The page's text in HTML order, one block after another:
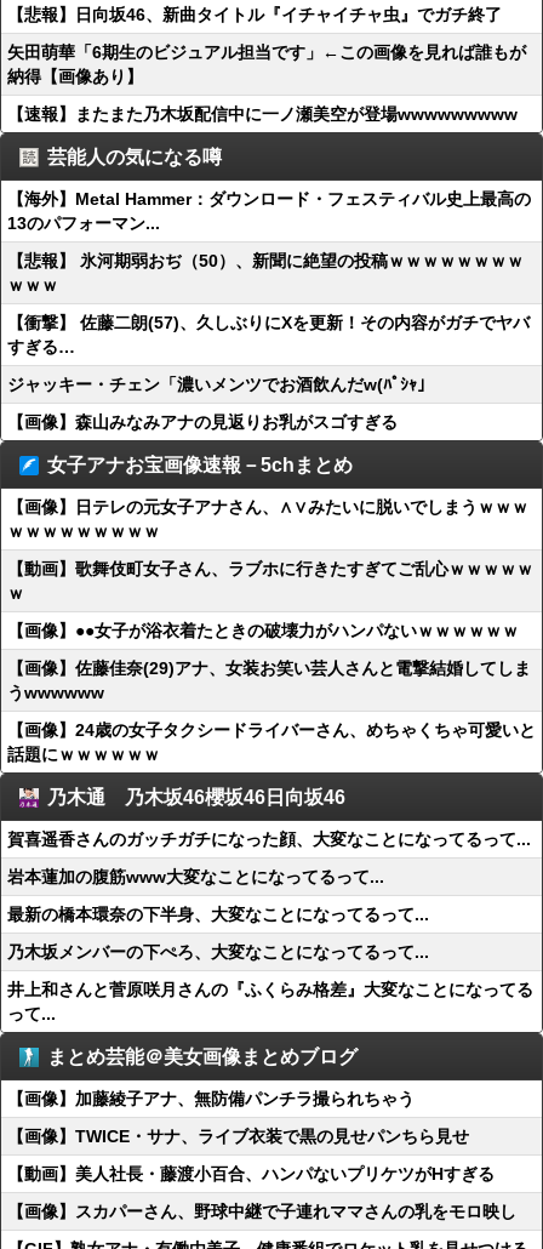
【悲報】日向坂46、新曲タイトル『イチャイチャ虫』でガチ終了
矢田萌華「6期生のビジュアル担当です」←この画像を見れば誰もが
納得【画像あり】
【速報】またまた乃木坂配信中に一ノ瀬美空が登場wwwwwwwww
芸能人の気になる噂
【海外】Metal Hammer：ダウンロード・フェスティバル史上最高の
13のパフォーマン...
【悲報】 氷河期弱おぢ（50）、新聞に絶望の投稿ｗｗｗｗｗｗｗｗ
ｗｗｗ
【衝撃】 佐藤二朗(57)、久しぶりにXを更新！その内容がガチでヤバ
すぎる…
ジャッキー・チェン「濃いメンツでお酒飲んだw(ﾊﾟｼｬ」
【画像】森山みなみアナの見返りお乳がスゴすぎる
女子アナお宝画像速報－5chまとめ
【画像】日テレの元女子アナさん、∧∨みたいに脱いでしまうｗｗｗ
ｗｗｗｗｗｗｗｗｗ
【動画】歌舞伎町女子さん、ラブホに行きたすぎてご乱心ｗｗｗｗｗ
ｗ
【画像】●●女子が浴衣着たときの破壊力がハンパないｗｗｗｗｗｗ
【画像】佐藤佳奈(29)アナ、女装お笑い芸人さんと電撃結婚してしま
うwwwwww
【画像】24歳の女子タクシードライバーさん、めちゃくちゃ可愛いと
話題にｗｗｗｗｗｗ
乃木通 乃木坂46櫻坂46日向坂46
賀喜遥香さんのガッチガチになった顔、大変なことになってるって...
岩本蓮加の腹筋www大変なことになってるって...
最新の橋本環奈の下半身、大変なことになってるって...
乃木坂メンバーの下ぺろ、大変なことになってるって...
井上和さんと菅原咲月さんの『ふくらみ格差』大変なことになってる
って...
まとめ芸能＠美女画像まとめブログ
【画像】加藤綾子アナ、無防備パンチラ撮られちゃう
【画像】TWICE・サナ、ライブ衣装で黒の見せパンちら見せ
【動画】美人社長・藤渡小百合、ハンパないプリケツがHすぎる
【画像】スカパーさん、野球中継で子連れママさんの乳をモロ映し